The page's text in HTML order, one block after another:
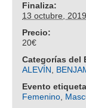
Finaliza:
13 octubre, 2019
Precio:
20€
Categorías del
ALEVÍN,
Evento
Femenino,